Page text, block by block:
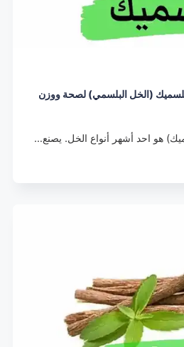
(الخل البلسمي) لصحة ووزن
هو احد أشهر أنواع الخل. يصنع…